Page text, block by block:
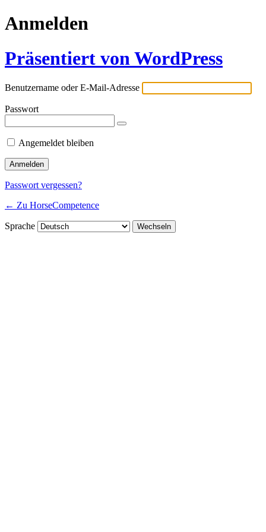
Anmelden
Präsentiert von WordPress
Benutzername oder E-Mail-Adresse
Passwort
Angemeldet bleiben
Passwort vergessen?
← Zu HorseCompetence
Sprache